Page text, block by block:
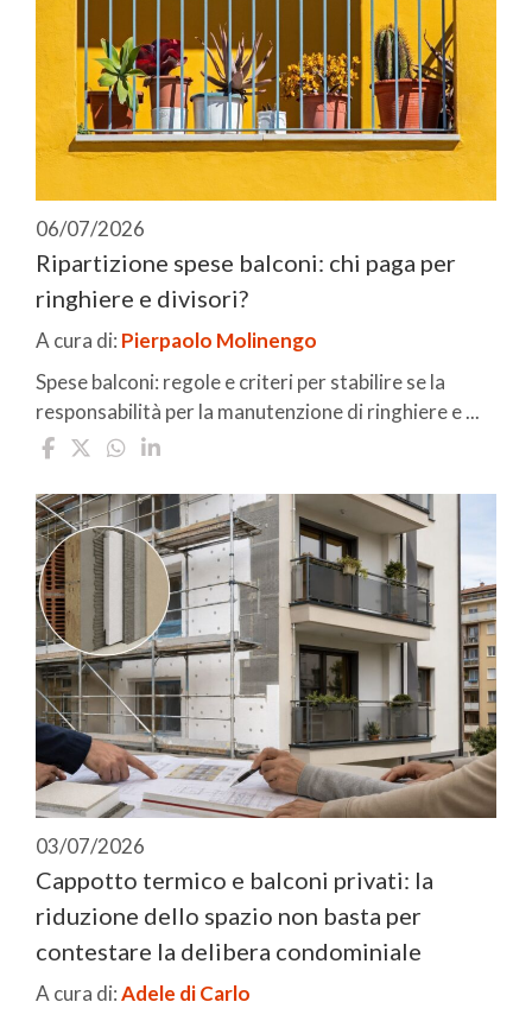
06/07/2026
Ripartizione spese balconi: chi paga per
ringhiere e divisori?
A cura di: Pierpaolo Molinengo
Spese balconi: regole e criteri per stabilire se la
responsabilità per la manutenzione di ringhiere e ...
03/07/2026
Cappotto termico e balconi privati: la
riduzione dello spazio non basta per
contestare la delibera condominiale
A cura di:Adele di Carlo